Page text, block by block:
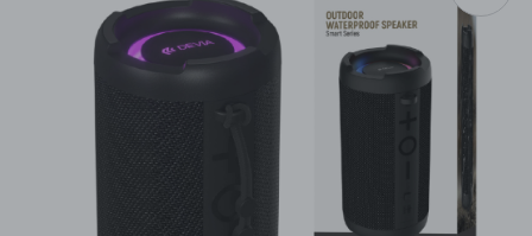
VRT I ALATI
Sport i slobodno vrijeme
Ljepota i zdravlje